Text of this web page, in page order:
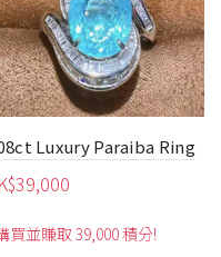
Luxury Paraiba Ring
39,000
買並賺取 39,000 積分!